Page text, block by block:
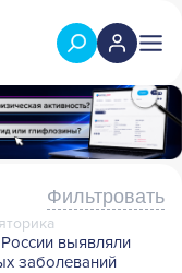
Фильтровать
выявляли
заболеваний